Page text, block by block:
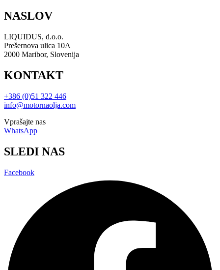
NASLOV
LIQUIDUS, d.o.o.
Prešernova ulica 10A
2000 Maribor, Slovenija
KONTAKT
+386 (0)51 322 446
info@motornaolja.com
Vprašajte nas
WhatsApp
SLEDI NAS
Facebook